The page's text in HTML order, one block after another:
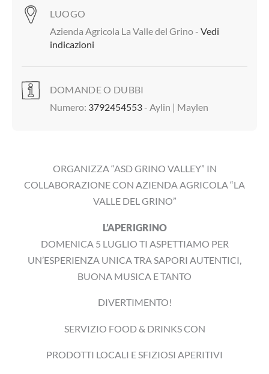
ORGANIZZA “ASD GRINO VALLEY” IN
COLLABORAZIONE CON AZIENDA AGRICOLA “LA
VALLE DEL GRINO”
L’APERIGRINO
DOMENICA 5 LUGLIO TI ASPETTIAMO PER
UN’ESPERIENZA UNICA TRA SAPORI AUTENTICI,
BUONA MUSICA E TANTO
DIVERTIMENTO!
SERVIZIO FOOD & DRINKS CON
PRODOTTI LOCALI E SFIZIOSI APERITIVI
LUOGO
Azienda Agricola La Valle del Grino - Vedi
indicazioni
DOMANDE O DUBBI
Numero: 3792454553- Aylin | Maylen